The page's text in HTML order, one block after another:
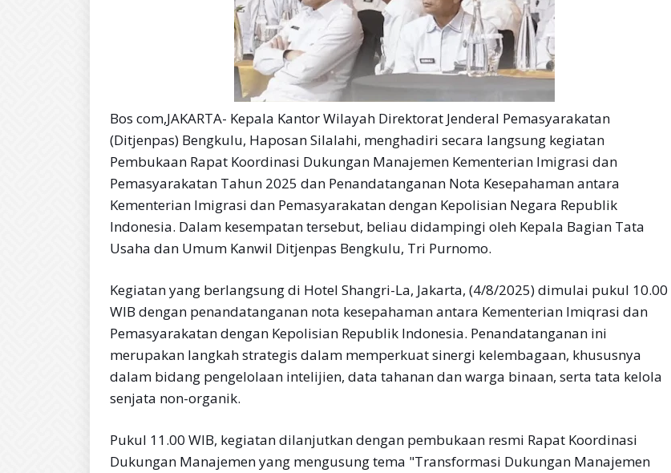
Bos com,JAKARTA- Kepala Kantor Wilayah Direktorat Jenderal Pemasyarakatan
(Ditjenpas) Bengkulu, Haposan Silalahi, menghadiri secara langsung kegiatan
Pembukaan Rapat Koordinasi Dukungan Manajemen Kementerian Imigrasi dan
Pemasyarakatan Tahun 2025 dan Penandatanganan Nota Kesepahaman antara
Kementerian Imigrasi dan Pemasyarakatan dengan Kepolisian Negara Republik
Indonesia. Dalam kesempatan tersebut, beliau didampingi oleh Kepala Bagian Tata
Usaha dan Umum Kanwil Ditjenpas Bengkulu, Tri Purnomo.
Kegiatan yang berlangsung di Hotel Shangri-La, Jakarta, (4/8/2025) dimulai pukul 10.00
WIB dengan penandatanganan nota kesepahaman antara Kementerian Imiqrasi dan
Pemasyarakatan dengan Kepolisian Republik Indonesia. Penandatanganan ini
merupakan langkah strategis dalam memperkuat sinergi kelembagaan, khususnya
dalam bidang pengelolaan intelijien, data tahanan dan warga binaan, serta tata kelola
senjata non-organik.
Pukul 11.00 WIB, kegiatan dilanjutkan dengan pembukaan resmi Rapat Koordinasi
Dukungan Manajemen yang mengusung tema "Transformasi Dukungan Manajemen